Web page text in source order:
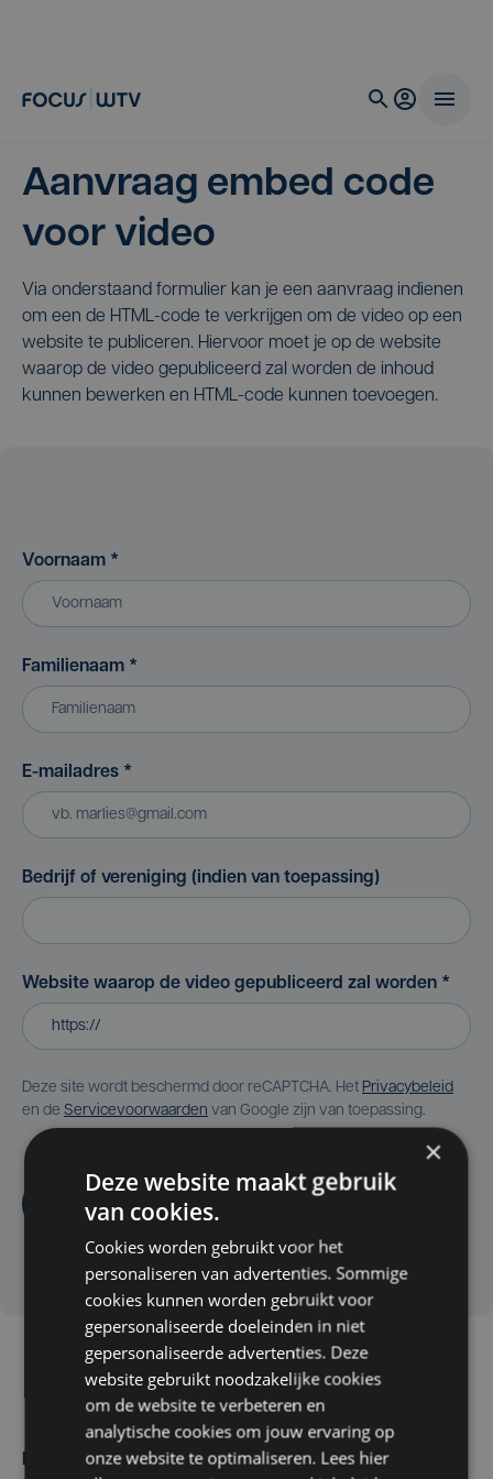
Aanvraag embed code
voor video
Via onderstaand formulier kan je een aanvraag indienen
om een de HTML-code te verkrijgen om de video op een
website te publiceren. Hiervoor moet je op de website
waarop de video gepubliceerd zal worden de inhoud
kunnen bewerken en HTML-code kunnen toevoegen.
Voornaam *
Familienaam *
E-mailadres *
Bedrijf of vereniging (indien van toepassing)
Website waarop de video gepubliceerd zal worden *
Deze site wordt beschermd door reCAPTCHA. Het Privacybeleid
en de Servicevoorwaarden van Google zijn van toepassing.
Aanvragen
Maak zelf het nieuws
×
Deze website maakt gebruik
van cookies.
Cookies worden gebruikt voor het
personaliseren van advertenties. Sommige
cookies kunnen worden gebruikt voor
gepersonaliseerde doeleinden in niet
gepersonaliseerde advertenties. Deze
website gebruikt noodzakelijke cookies
om de website te verbeteren en
analytische cookies om jouw ervaring op
onze website te optimaliseren. Lees hier